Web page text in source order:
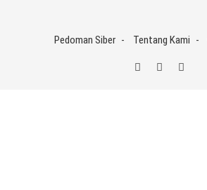
Pedoman Siber Tentang Kami